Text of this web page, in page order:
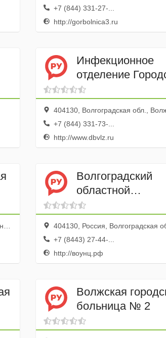
+7 (844) 331-27-...
http://gorbolnica3.ru
Инфекционное
отделение
детской больницы
404130, Волгоградская обл., Волжский г.,
+7 (844) 331-73-...
http://www.dbvlz.ru
Волгоградский
областной
центр
404130, Россия, Волгоградская область, Волжский, улица имени
+7 (8443) 27-44-...
http://воунц.рф
Волжская
больница № 2